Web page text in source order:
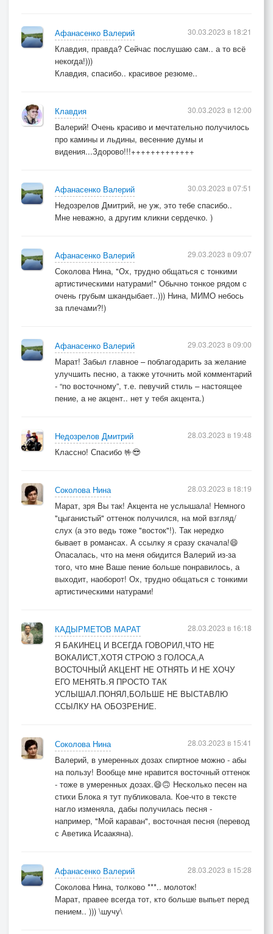
Афанасенко Валерий
Клавдия, правда? Сейчас послушаю сам.. а то всё
некогда!)))
Клавдия, спасибо.. красивое резюме..
30.03.2023 в 18:21
Клавдия
Валерий! Очень красиво и мечтательно получилось
про камины и льдины, весенние думы и
видения...Здорово!!!+++++++++++++
30.03.2023 в 12:00
Афанасенко Валерий
Недозрелов Дмитрий, не уж, это тебе спасибо..
Мне неважно, а другим кликни сердечко. )
30.03.2023 в 07:51
Афанасенко Валерий
Соколова Нина, "Ох, трудно общаться с тонкими
артистическими натурами!" Обычно тонкое рядом с
очень грубым шкандыбает..))) Нина, МИМО небось
за плечами?!)
29.03.2023 в 09:07
Афанасенко Валерий
Марат! Забыл главное – поблагодарить за желание
улучшить песню, а также уточнить мой комментарий
- “по восточному”, т.е. певучий стиль – настоящее
пение, а не акцент.. нет у тебя акцента.)
29.03.2023 в 09:00
Недозрелов Дмитрий
Классно! Спасибо 🤟😎
28.03.2023 в 19:48
Соколова Нина
Марат, зря Вы так! Акцента не услышала! Немного
"цыганистый" оттенок получился, на мой взгляд/
слух (а это ведь тоже "восток"!). Так нередко
бывает в романсах. А ссылку я сразу скачала!😄
Опасалась, что на меня обидится Валерий из-за
того, что мне Ваше пение больше понравилось, а
выходит, наоборот! Ох, трудно общаться с тонкими
артистическими натурами!
28.03.2023 в 18:19
КАДЫРМЕТОВ МАРАТ
Я БАКИНЕЦ И ВСЕГДА ГОВОРИЛ,ЧТО НЕ
ВОКАЛИСТ,ХОТЯ СТРОЮ 3 ГОЛОСА,А
ВОСТОЧНЫЙ АКЦЕНТ НЕ ОТНЯТЬ И НЕ ХОЧУ
ЕГО МЕНЯТЬ.Я ПРОСТО ТАК
УСЛЫШАЛ.ПОНЯЛ,БОЛЬШЕ НЕ ВЫСТАВЛЮ
ССЫЛКУ НА ОБОЗРЕНИЕ.
28.03.2023 в 16:18
Соколова Нина
Валерий, в умеренных дозах спиртное можно - абы
на пользу! Вообще мне нравится восточный оттенок
- тоже в умеренных дозах.😄🙃 Несколько песен на
стихи Блока я тут публиковала. Кое-что в тексте
нагло изменяла, дабы получилась песня -
например, "Мой караван", восточная песня (перевод
с Аветика Исаакяна).
28.03.2023 в 15:41
Афанасенко Валерий
Соколова Нина, толково ***.. молоток!
Марат, правее всегда тот, кто больше выпьет перед
пением.. ))) \шучу\
28.03.2023 в 15:28